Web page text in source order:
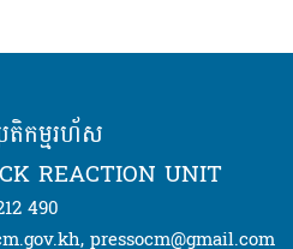
តិកម្មរហ័ស
REACTION UNIT
490
pressocm@gmail.com